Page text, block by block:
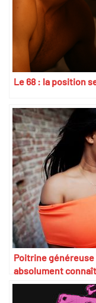
Le 68 : la position
Poitrine
absolument